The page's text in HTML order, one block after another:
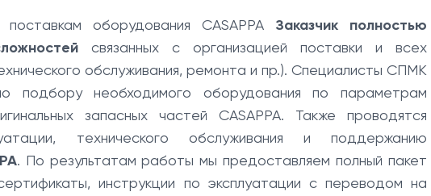
оборудования CASAPPA Заказчик полностью
связанных с организацией поставки и всех
обслуживания, ремонта и пр.). Специалисты СПМК
подбору необходимого оборудования по параметрам
запасных частей CASAPPA. Также проводятся
технического обслуживания и поддержанию
. По результатам работы мы предоставляем полный пакет
инструкции по эксплуатации с переводом на